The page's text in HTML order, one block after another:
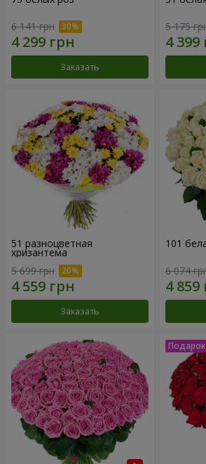
6 141 грн
Заказать
5 175
51 разноцветная
хризантема
5 699 грн
Заказать
101
6 074